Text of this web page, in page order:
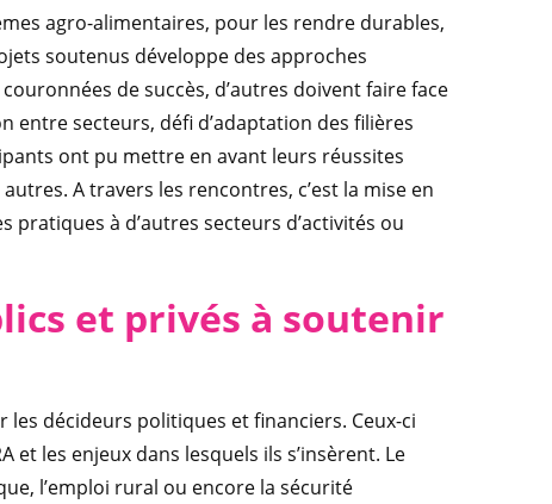
agro-alimentaires, pour les rendre durables,
soutenus développe des approches
de succès, d’autres doivent faire face
secteurs, défi d’adaptation des filières
ont pu mettre en avant leurs réussites
A travers les rencontres, c’est la mise en
à d’autres secteurs d’activités ou
et privés à soutenir
décideurs politiques et financiers. Ceux-ci
les enjeux dans lesquels ils s’insèrent. Le
l’emploi rural ou encore la sécurité